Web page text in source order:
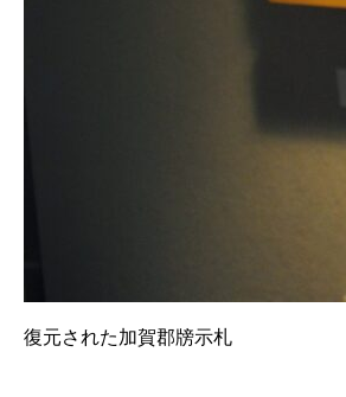
復元された加賀郡牓示札